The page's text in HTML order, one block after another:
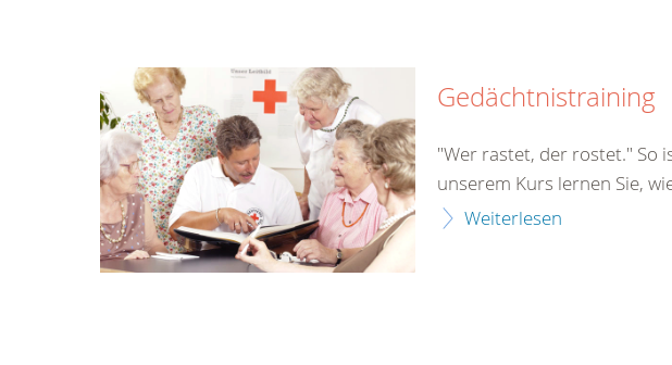
Gedächtnistraining
"Wer rastet, der rostet." So
unserem Kurs lernen Sie,
Weiterlesen